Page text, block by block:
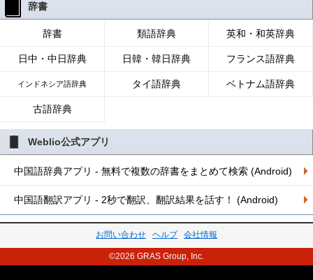
辞書
辞書 類語辞典 英和・和英辞典
日中・中日辞典 日韓・韓日辞典 フランス語辞典
インドネシア語辞典 タイ語辞典 ベトナム語辞典
古語辞典
Weblio公式アプリ
中国語辞典アプリ - 無料で複数の辞書をまとめて検索 (Android)
中国語翻訳アプリ - 2秒で翻訳、翻訳結果を話す！ (Android)
お問い合わせ ヘルプ 会社情報
©2026 GRAS Group, Inc.